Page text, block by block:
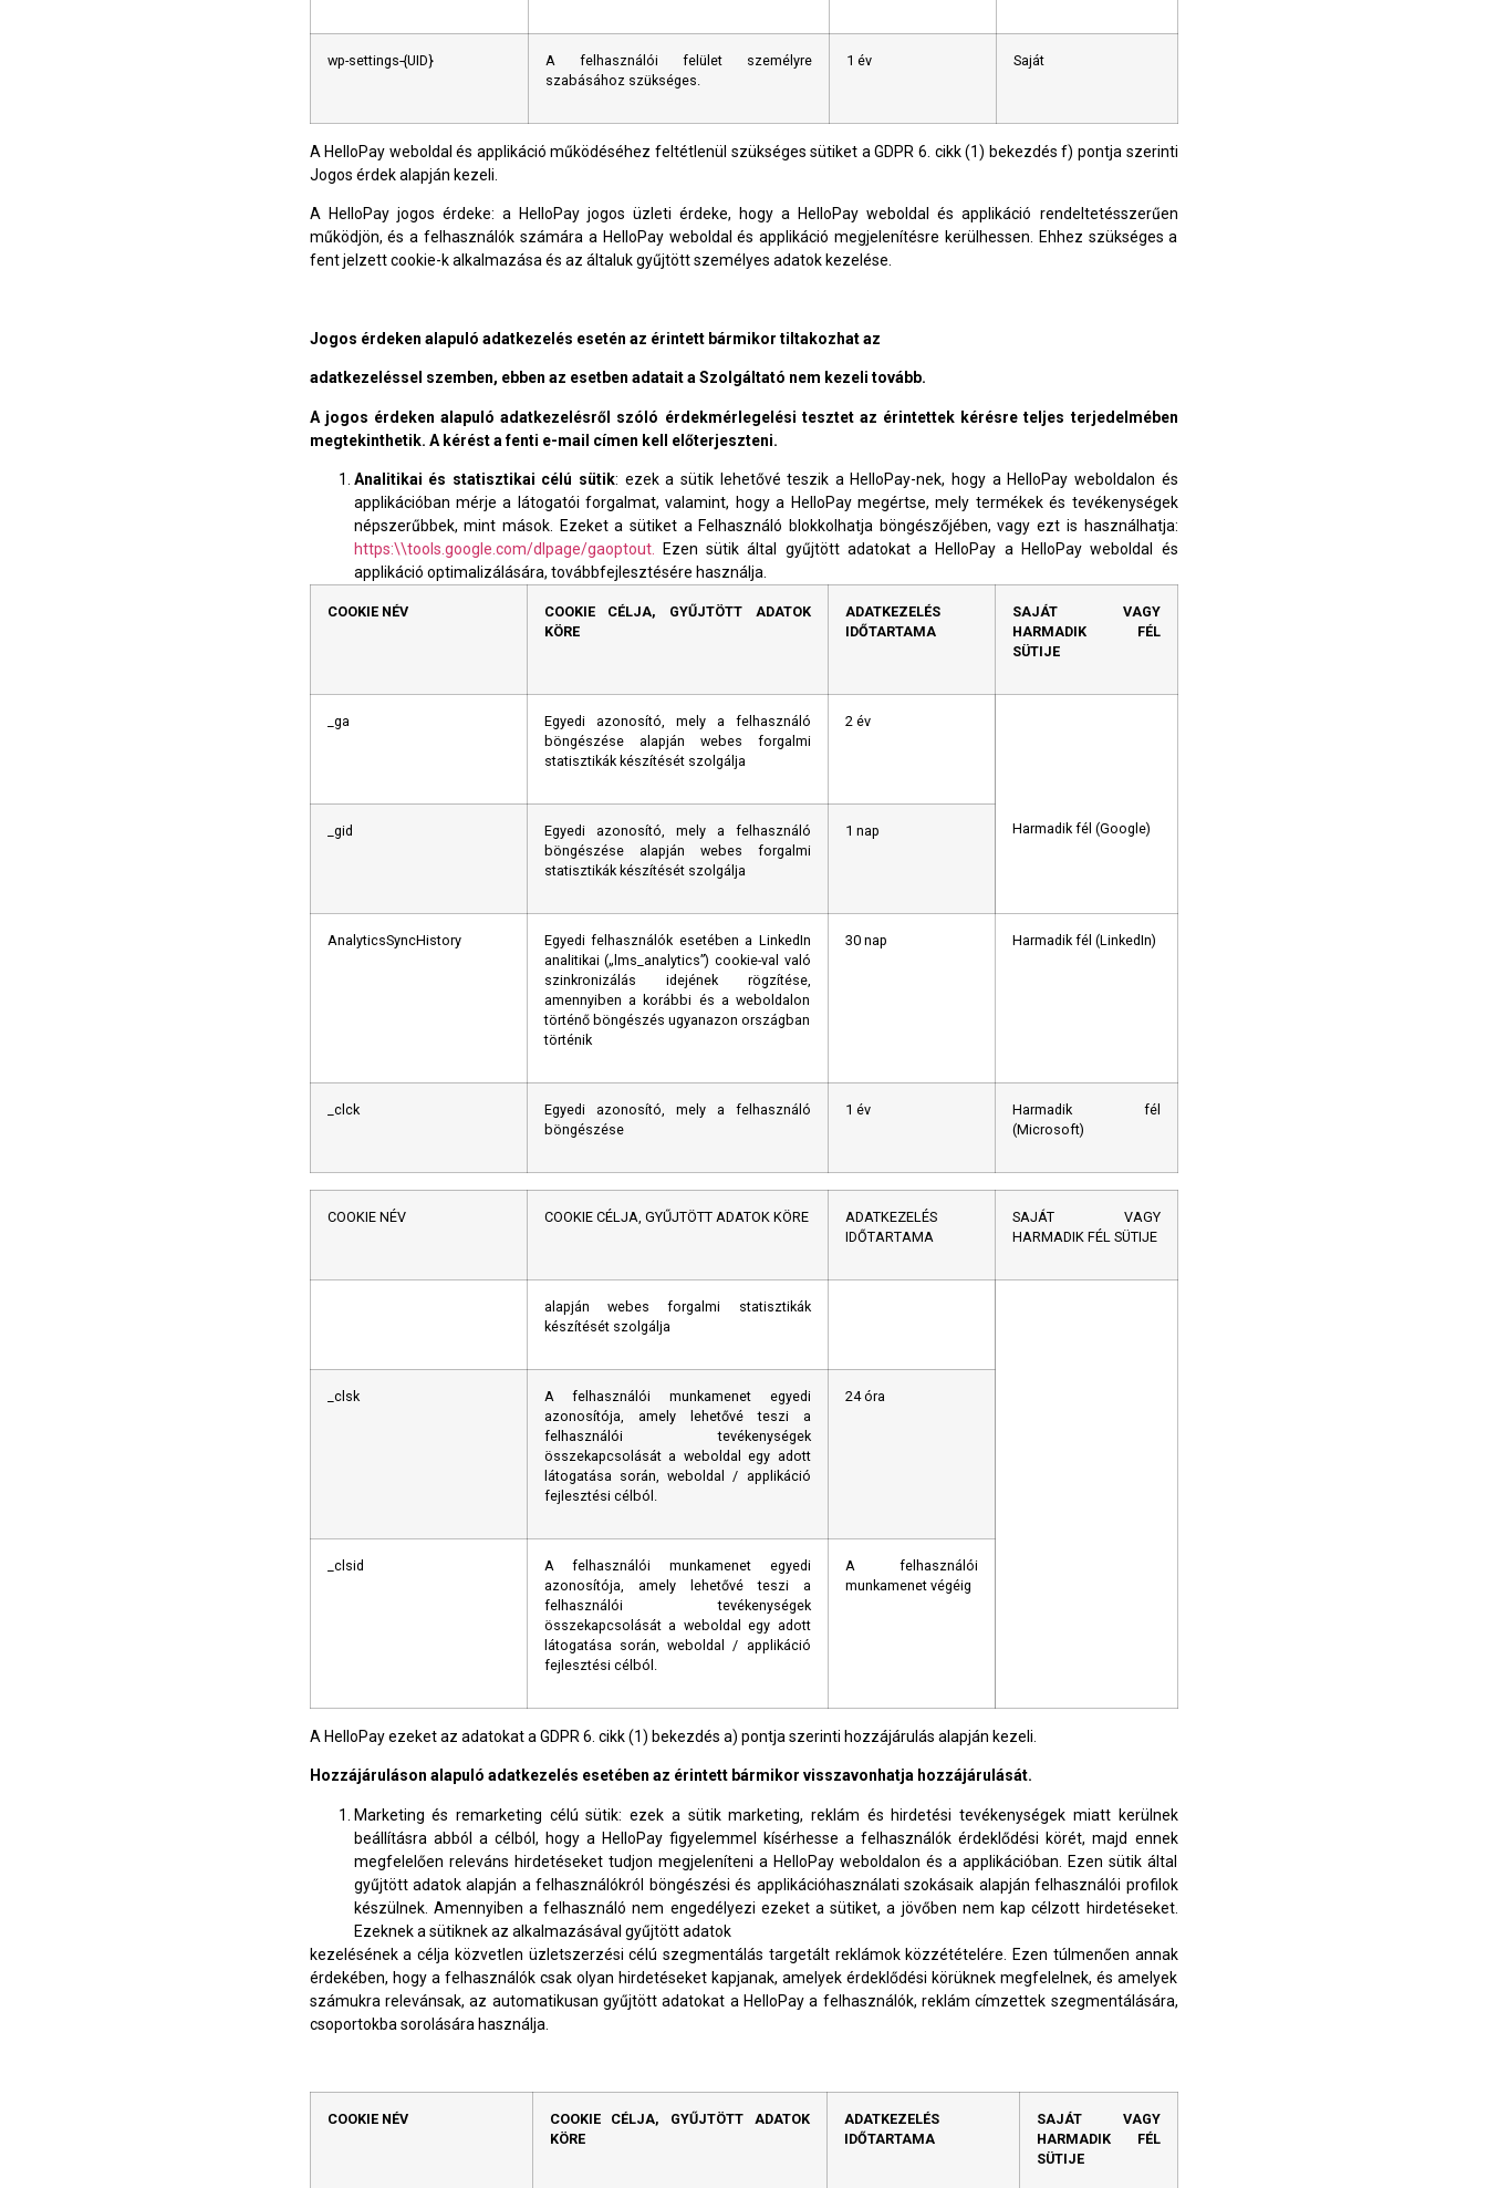
wp-settings-{UID}
A felhasználói felület személyre
szabásához szükséges.
1 év Saját
A HelloPay weboldal és applikáció működéséhez feltétlenül szükséges sütiket a GDPR 6. cikk (1) bekezdés f) pontja szerinti
Jogos érdek alapján kezeli.
A HelloPay jogos érdeke: a HelloPay jogos üzleti érdeke, hogy a HelloPay weboldal és applikáció rendeltetésszerűen
működjön, és a felhasználók számára a HelloPay weboldal és applikáció megjelenítésre kerülhessen. Ehhez szükséges a
fent jelzett cookie-k alkalmazása és az általuk gyűjtött személyes adatok kezelése.
Jogos érdeken alapuló adatkezelés esetén az érintett bármikor tiltakozhat az
adatkezeléssel szemben, ebben az esetben adatait a Szolgáltató nem kezeli tovább.
A jogos érdeken alapuló adatkezelésről szóló érdekmérlegelési tesztet az érintettek kérésre teljes terjedelmében
megtekinthetik. A kérést a fenti e-mail címen kell előterjeszteni.
Analitikai és statisztikai célú sütik: ezek a sütik lehetővé teszik a HelloPay-nek, hogy a HelloPay weboldalon és
applikációban mérje a látogatói forgalmat, valamint, hogy a HelloPay megértse, mely termékek és tevékenységek
népszerűbbek, mint mások. Ezeket a sütiket a Felhasználó blokkolhatja böngészőjében, vagy ezt is használhatja:
https:\\tools.google.com/dlpage/gaoptout.
Ezen sütik által gyűjtött adatokat a HelloPay a HelloPay weboldal és
applikáció optimalizálására, továbbfejlesztésére használja.
COOKIE NÉV
COOKIE CÉLJA, GYŰJTÖTT ADATOK
KÖRE
ADATKEZELÉS
IDŐTARTAMA
SAJÁT VAGY
HARMADIK FÉL
SÜTIJE
_ga
Egyedi azonosító, mely a felhasználó
böngészése alapján webes forgalmi
statisztikák készítését szolgálja
2 év
Harmadik fél (Google)
_gid
Egyedi azonosító, mely a felhasználó
böngészése alapján webes forgalmi
statisztikák készítését szolgálja
1 nap
AnalyticsSyncHistory
Egyedi felhasználók esetében a LinkedIn
analitikai („lms_analytics”) cookie-val való
szinkronizálás idejének rögzítése,
amennyiben a korábbi és a weboldalon
történő böngészés ugyanazon országban
történik
30 nap Harmadik fél (LinkedIn)
_clck
Egyedi azonosító, mely a felhasználó
böngészése
1 év
Harmadik fél
(Microsoft)
COOKIE NÉV COOKIE CÉLJA, GYŰJTÖTT ADATOK KÖRE
ADATKEZELÉS
IDŐTARTAMA
SAJÁT VAGY
HARMADIK FÉL SÜTIJE
alapján webes forgalmi statisztikák
készítését szolgálja
_clsk
A felhasználói munkamenet egyedi
azonosítója, amely lehetővé teszi a
felhasználói tevékenységek
összekapcsolását a weboldal egy adott
látogatása során, weboldal / applikáció
fejlesztési célból.
24 óra
_clsid
A felhasználói munkamenet egyedi
azonosítója, amely lehetővé teszi a
felhasználói tevékenységek
összekapcsolását a weboldal egy adott
látogatása során, weboldal / applikáció
fejlesztési célból.
A felhasználói
munkamenet végéig
A HelloPay ezeket az adatokat a GDPR 6. cikk (1) bekezdés a) pontja szerinti hozzájárulás alapján kezeli.
Hozzájáruláson alapuló adatkezelés esetében az érintett bármikor visszavonhatja hozzájárulását.
Marketing és remarketing célú sütik: ezek a sütik marketing, reklám és hirdetési tevékenységek miatt kerülnek
beállításra abból a célból, hogy a HelloPay figyelemmel kísérhesse a felhasználók érdeklődési körét, majd ennek
megfelelően releváns hirdetéseket tudjon megjeleníteni a HelloPay weboldalon és a applikációban. Ezen sütik által
gyűjtött adatok alapján a felhasználókról böngészési és applikációhasználati szokásaik alapján felhasználói profilok
készülnek. Amennyiben a felhasználó nem engedélyezi ezeket a sütiket, a jövőben nem kap célzott hirdetéseket.
Ezeknek a sütiknek az alkalmazásával gyűjtött adatok
kezelésének a célja közvetlen üzletszerzési célú szegmentálás targetált reklámok közzétételére. Ezen túlmenően annak
érdekében, hogy a felhasználók csak olyan hirdetéseket kapjanak, amelyek érdeklődési körüknek megfelelnek, és amelyek
számukra relevánsak, az automatikusan gyűjtött adatokat a HelloPay a felhasználók, reklám címzettek szegmentálására,
csoportokba sorolására használja.
COOKIE NÉV
COOKIE CÉLJA, GYŰJTÖTT ADATOK
KÖRE
ADATKEZELÉS
IDŐTARTAMA
SAJÁT VAGY
HARMADIK FÉL
SÜTIJE